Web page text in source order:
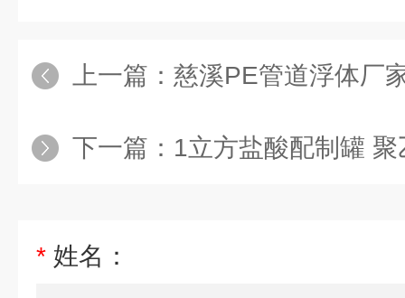
上一篇： 慈溪PE管道浮体厂家抽
下一篇： 1立方盐酸配制罐
* 姓名：